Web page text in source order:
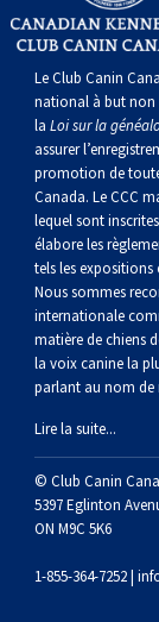
Le Club Canin
national à but non
la Loi sur la
assurer
promotion de
Canada. Le CCC
lequel sont
élabore les
tels les
Nous sommes
internationale
matière de chiens
la voix canine la
parlant au nom de
Lire la suite...
© Club Canin
5397 Eglinton
ON M9C 5K6
1-855-364-7252 |